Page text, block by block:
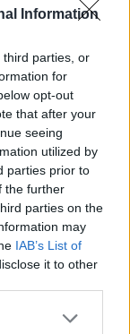
Information
third parties, or
for
opt-out
that after your
seeing
utilized by
parties prior to
the further
parties on the
may
IAB’s List of
it to other
– K.